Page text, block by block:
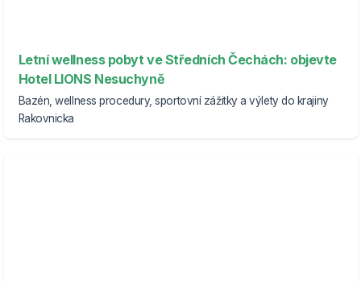
Letní wellness pobyt ve Středních Čechách: objevte
Hotel LIONS Nesuchyně
Bazén, wellness procedury, sportovní zážitky a výlety do krajiny
Rakovnicka